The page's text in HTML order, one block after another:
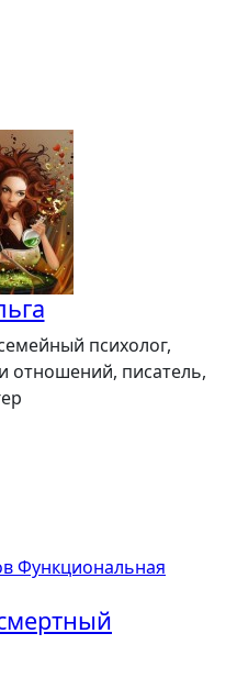
психолог,
отношений, писатель,
Функциональная